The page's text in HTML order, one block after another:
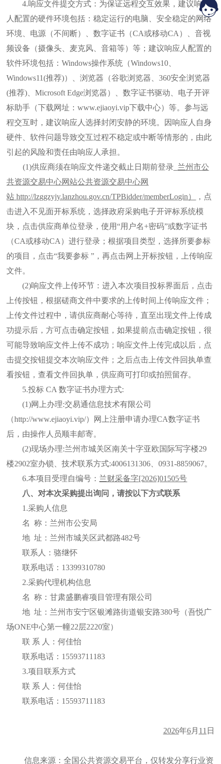
4.响应文件提交方式：为保证远程交互效果，建议响应
人配置的硬件环境包括：稳定运行的电脑、安全稳定的网络
环境、电源（不间断）、数字证书（CA或移动CA）、音视
频设备（摄像头、麦克风、音箱等）等；建议响应人配置的
软件环境包括：Windows操作系统（Windows10、
Windows11(推荐)）、浏览器（谷歌浏览器、360安全浏览器
(推荐)、Microsoft Edge浏览器）、数字证书驱动、电子开评
标助手（下载网址：www.ejiaoyi.vip下载中心）等。参与远
程交互时，建议响应人选择封闭安静的环境。因响应人自身
硬件、软件问题导致交互过程不稳定或中断等情形的，由此
引起的风险和责任由响应人承担。
(1)供应商须在响应文件递交截止日期前登录 兰州市公
共资源交易中心网站公共资源交易中心网
站 http://lzggzyjy.lanzhou.gov.cn/TPBidder/memberLogin）
，点
击进入不见面开标系统，选择政府采购电子开评标系统模
块，点击供应商单位登录，使用“用户名+密码”或数字证书
（CA或移动CA）进行登录；根据项目类型，选择所要参标
的项目，点击“我要参标 ”，再点击网上开标按钮，上传响应
文件。
(2)响应文件上传环节：进入本次项目投标界面后，点击
上传按钮，根据磋商文件中要求的上传时间上传响应文件；
上传文件过程中，请供应商耐心等待，直至出现文件上传成
功提示后，方可点击确定按钮，如果提前点击确定按钮，很
可能导致响应文件上传不成功；响应文件上传完成以后，点
击提交按钮提交本次响应文件；之后点击上传文件回执单查
看按钮，查看文件回执单，供应商可打印或拍照留存。
5.投标 CA 数字证书办理方式:
(1)网上办理:交易通信息技术有限公司
（http://www.ejiaoyi.vip/）网上注册申请办理CA数字证书
后，由操作人员顺丰邮寄。
(2)现场办理:兰州市城关区南关十字亚欧国际写字楼29
楼2902室办锁、技术联系方式:4006131306、0931-8859067。
6.本项目受理自编号： 兰财采备字[2026]01505号
八、对本次采购提出询问，请按以下方式联系
1.采购人信息
名
称： 兰州市公安局
地 址：兰州市城关区武都路482号
联系人：骆继怀
联系电话： 13399310780
2.采购代理机构信息
名
称：甘肃盛鹏睿项目管理有限公司
地 址：兰州市安宁区银滩路街道银安路380号（吾悦广
场ONE中心第一幢22层2220室）
联 系 人：何佳怡
联系电话： 15593711183
3.项目联系方式
联 系 人：何佳怡
联系电话： 15593711183
2026年6月 11 日
信息来源：全国公共资源交易平台，仅转发分享行业资